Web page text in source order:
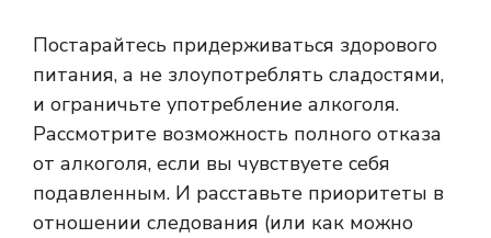
Постарайтесь придерживаться здорового
питания, а не злоупотреблять сладостями,
и ограничьте употребление алкоголя.
Рассмотрите возможность полного отказа
от алкоголя, если вы чувствуете себя
подавленным. И расставьте приоритеты в
отношении следования (или как можно